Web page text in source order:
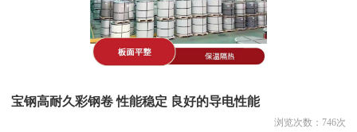
宝钢高耐久彩钢卷 性能稳定 良好的导电性能
浏览次数： 746次